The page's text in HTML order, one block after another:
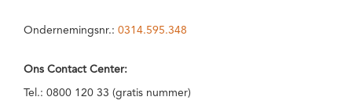
Ondernemingsnr.: 0314.595.348
Ons Contact Center:
Tel.: 0800 120 33 (gratis nummer)